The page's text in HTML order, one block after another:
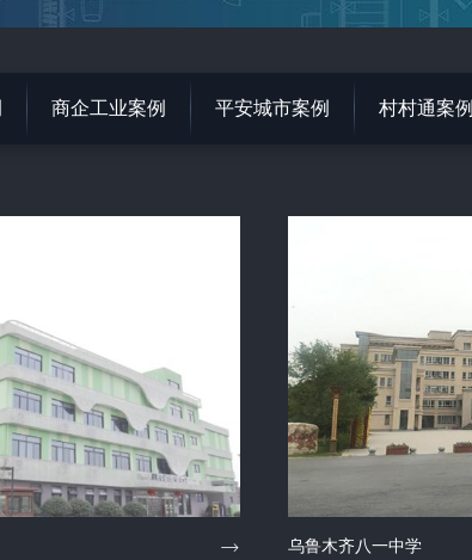
商企工业案例 平安城市案例 村村通案例
乌鲁木齐八一中学